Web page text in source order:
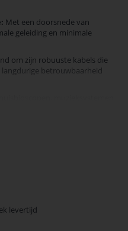
Met een doorsnede van
geleiding en minimale
om zijn robuuste kabels die
betrouwbaarheid
eist, dit
EDM!
levertijd